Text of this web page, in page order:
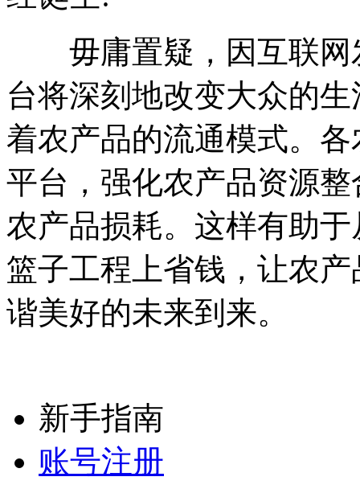
毋庸置疑，因互联网
台将深刻地改变大众的
着农产品的流通模式。
平台，强化农产品资源
农产品损耗。这样有助
篮子工程上省钱，让农
谐美好的未来到来。
新手指南
账号注册